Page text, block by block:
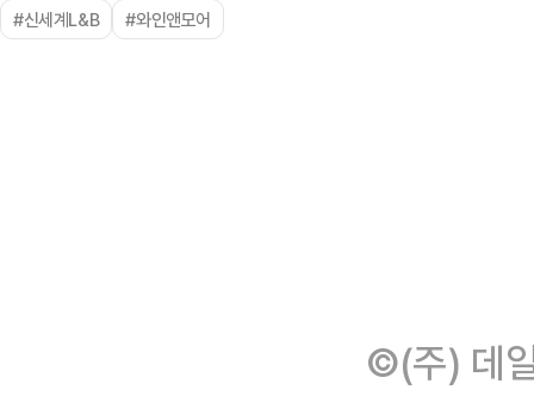
#신세계L&B #와인앤모어
©(주) 데